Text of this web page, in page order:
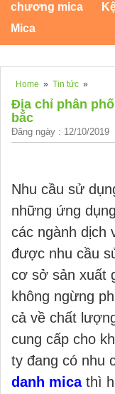
chương mica
Mica
Home » Tin tức »
Địa chỉ phân
bắc
Đăng ngày : 12/10/2019
Nhu cầu sử
những ứng
các ngành dịch
được nhu cầu
cơ sở sản xuất
không ngừng
cả về chất
cung cấp cho
ty đang có nhu
danh micathì